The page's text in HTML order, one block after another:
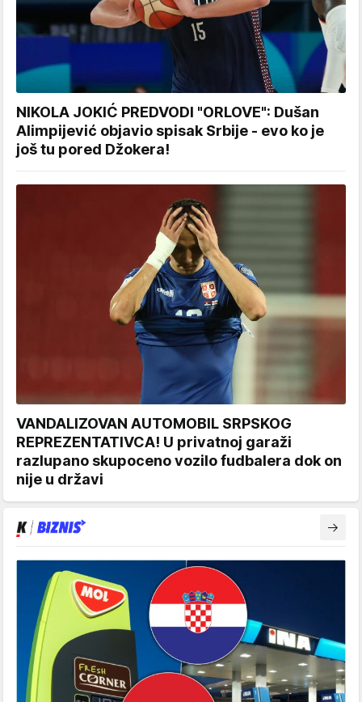
NIKOLA JOKIĆ PREDVODI "ORLOVE": Dušan
Alimpijević objavio spisak Srbije - evo ko je
još tu pored Džokera!
VANDALIZOVAN AUTOMOBIL SRPSKOG
REPREZENTATIVCA! U privatnoj garaži
razlupano skupoceno vozilo fudbalera dok on
nije u državi